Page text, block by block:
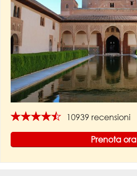
★★★★★ 10939 recensioni
Prenota ora